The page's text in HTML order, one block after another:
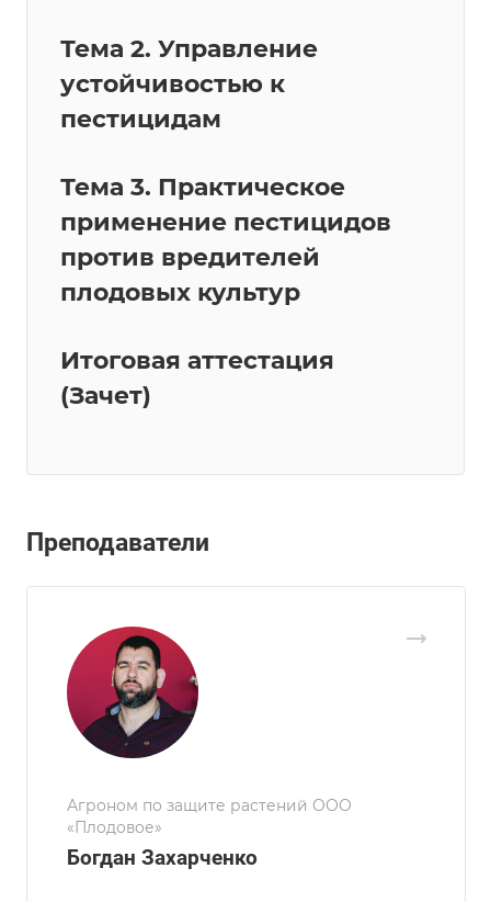
Тема 2. Управление
устойчивостью к
пестицидам
Тема 3. Практическое
применение пестицидов
против вредителей
плодовых культур
Итоговая аттестация
(Зачет)
Преподаватели
Агроном по защите растений ООО
«Плодовое»
Богдан Захарченко